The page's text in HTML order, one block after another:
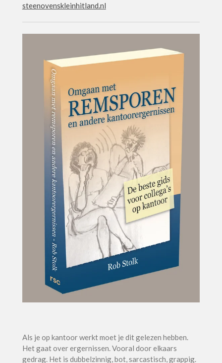
steenovenskleinhitland.nl
Als je op kantoor werkt moet je dit gelezen hebben.
Het gaat over ergernissen. Vooral door elkaars
gedrag. Het is dubbelzinnig, bot, sarcastisch, grappig.